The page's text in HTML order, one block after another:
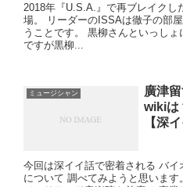
2018年『U.S.A.』で再ブレイクし
場。 リーダーのISSAは徹子の部
うことです。 黒柳さんといっし
ですが黒柳...
ミュージシャン
廣津
wikiは
【深
今回は深イイ話で密着される バ
について 調べてみようと思いま